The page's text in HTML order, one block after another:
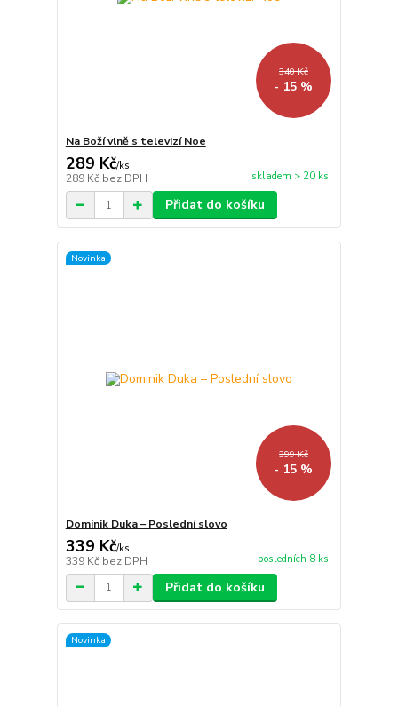
340 Kč
- 15 %
Na Boží vlně s televizí Noe
289 Kč/ks
289 Kč bez DPH skladem > 20 ks
Přidat do košíku
Novinka
399 Kč
- 15 %
Dominik Duka – Poslední slovo
339 Kč/ks
339 Kč bez DPH posledních 8 ks
Přidat do košíku
Novinka